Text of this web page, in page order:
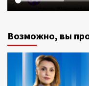
Возможно, вы